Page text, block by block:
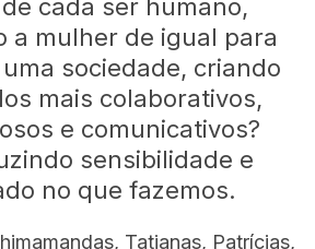
cada ser humano,
a mulher de igual para
sociedade, criando
mais colaborativos,
e comunicativos?
sensibilidade e
no que fazemos.
Tatianas, Patrícias,